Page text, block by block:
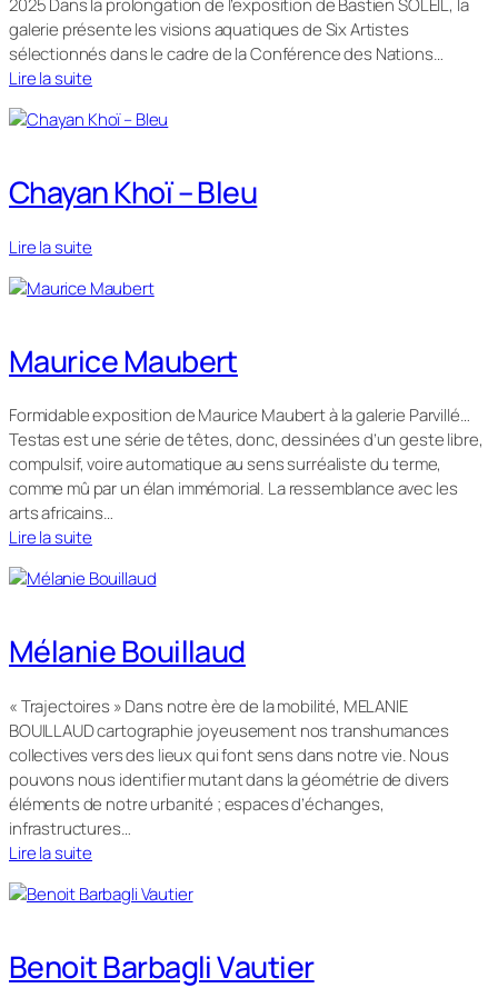
2025 Dans la prolongation de l’exposition de Bastien SOLEIL, la
galerie présente les visions aquatiques de Six Artistes
sélectionnés dans le cadre de la Conférence des Nations…
Lire la suite
Chayan Khoï – Bleu
Lire la suite
Maurice Maubert
Formidable exposition de Maurice Maubert à la galerie Parvillé…
Testas est une série de têtes, donc, dessinées d’un geste libre,
compulsif, voire automatique au sens surréaliste du terme,
comme mû par un élan immémorial. La ressemblance avec les
arts africains…
Lire la suite
Mélanie Bouillaud
« Trajectoires » Dans notre ère de la mobilité, MELANIE
BOUILLAUD cartographie joyeusement nos transhumances
collectives vers des lieux qui font sens dans notre vie. Nous
pouvons nous identifier mutant dans la géométrie de divers
éléments de notre urbanité ; espaces d’échanges,
infrastructures…
Lire la suite
Benoit Barbagli Vautier